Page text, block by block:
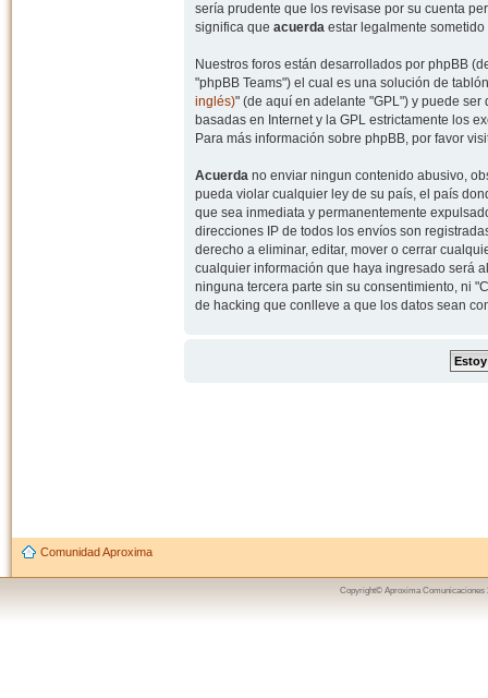
sería prudente que los revisase por su cuenta
significa que acuerdaestar legalmente sometido
Nuestros foros están desarrollados por phpBB
"phpBB Teams") el cual es una solución de
inglés)" (de aquí en adelante "GPL") y puede
basadas en Internet y la GPL estrictamente los
Para más información sobre phpBB, por favor
Acuerdano enviar ningun contenido abusivo,
pueda violar cualquier ley de su país, el país
que sea inmediata y permanentemente
direcciones IP de todos los envíos son
derecho a eliminar, editar, mover o cerrar
cualquier información que haya ingresado será
ninguna tercera parte sin su consentimiento, ni
de hacking que conlleve a que los datos sean
Comunidad Aproxima
Copyright© Aproxima Comunicaciones